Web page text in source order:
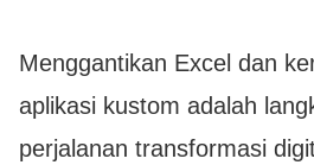
Menggantikan Excel dan
aplikasi kustom adalah
perjalanan transformasi